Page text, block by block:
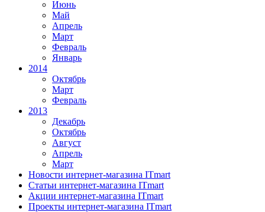
Июнь
Май
Апрель
Март
Февраль
Январь
2014
Октябрь
Март
Февраль
2013
Декабрь
Октябрь
Август
Апрель
Март
Новости интернет-магазина ITmart
Статьи интернет-магазина ITmart
Акции интернет-магазина ITmart
Проекты интернет-магазина ITmart